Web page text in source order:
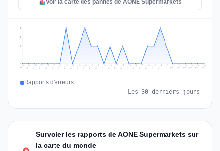
Voir la carte des pannes de AONE Supermarkets
1
1
2
2
Jul 8 Jul 9 Jul 10 Jul 11 Jul 12 Jul 13 Jul 14 Jul 15 Jul 16 Jul 17 Jul 18 Jul 19 Jul 20 Jul 21 Jul 22 Jul 23 Jul 24 Jul 25 Jul 26 Jul 27 Jul 28 Jul 29 Jul 30 Jul 31 Aug 1 Aug 2 Aug 3 Aug 4 Aug 5 Aug 6
Rapports d'erreurs
Les 30 derniers jours
Survoler les rapports de AONE Supermarkets sur
la carte du monde